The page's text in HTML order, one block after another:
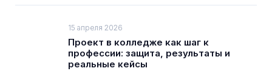
15 апреля 2026
Проект в колледже как шаг к
профессии: защита, результаты и
реальные кейсы